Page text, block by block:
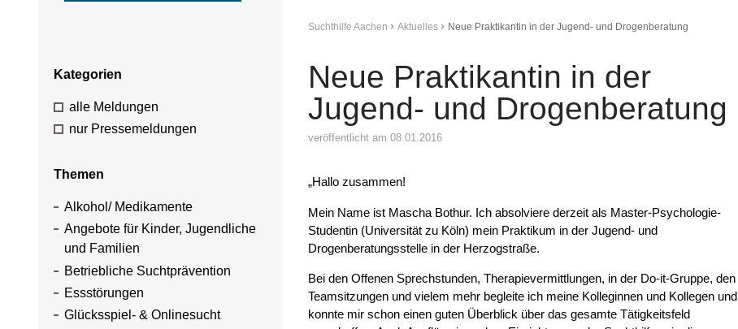
Kategorien
alle Meldungen
nur Pressemeldungen
Themen
Alkohol/ Medikamente
Angebote für Kinder, Jugendliche
und Familien
Betriebliche Suchtprävention
Essstörungen
Glücksspiel- & Onlinesucht
Suchthilfe Aachen Aktuelles Neue Praktikantin in der Jugend- und Drogenberatung
Neue Praktikantin in der
Jugend- und Drogenberatung
veröffentlicht am 08.01.2016
„Hallo zusammen!
Mein Name ist Mascha Bothur. Ich absolviere derzeit als Master-Psychologie-
Studentin (Universität zu Köln) mein Praktikum in der Jugend- und
Drogenberatungsstelle in der Herzogstraße.
Bei den Offenen Sprechstunden, Therapievermittlungen, in der Do-it-Gruppe, den
Teamsitzungen und vielem mehr begleite ich meine Kolleginnen und Kollegen und
konnte mir schon einen guten Überblick über das gesamte Tätigkeitsfeld